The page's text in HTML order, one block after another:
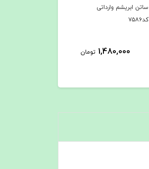
ساتن ابریشم وارداتی
کد۷۵۸۶
1,480,000 تومان